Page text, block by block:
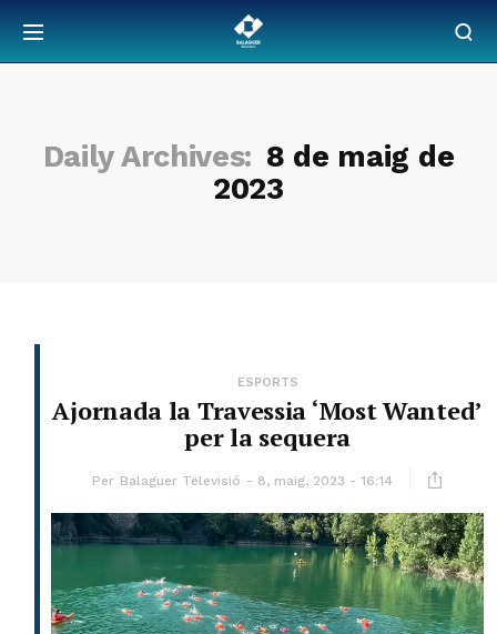
Daily Archives: 8 de maig de
2023
ESPORTS
Ajornada la Travessia ‘Most Wanted’
per la sequera
Per Balaguer Televisió 8, maig, 2023 - 16:14